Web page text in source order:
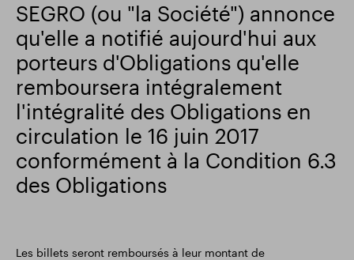
Parc intelligent
SEGRO (ou "la Société") annonce
qu'elle a notifié aujourd'hui aux
porteurs d'Obligations qu'elle
remboursera intégralement
l'intégralité des Obligations en
circulation le 16 juin 2017
conformément à la Condition 6.3
des Obligations
Les billets seront remboursés à leur montant de